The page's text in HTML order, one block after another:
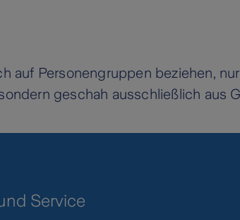
auf Personengruppen beziehen,
geschah ausschließlich aus
Service